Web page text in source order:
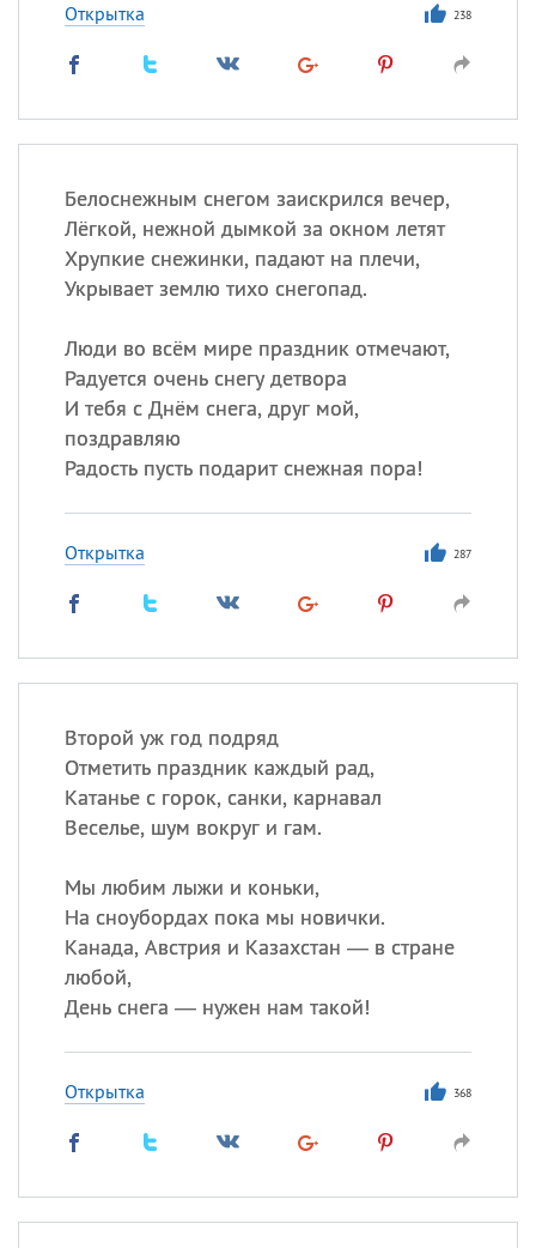
Открытка 238
Белоснежным снегом заискрился вечер,
Лёгкой, нежной дымкой за окном летят
Хрупкие снежинки, падают на плечи,
Укрывает землю тихо снегопад.
Люди во всём мире праздник отмечают,
Радуется очень снегу детвора
И тебя с Днём снега, друг мой,
поздравляю
Радость пусть подарит снежная пора!
Открытка 287
Второй уж год подряд
Отметить праздник каждый рад,
Катанье с горок, санки, карнавал
Веселье, шум вокруг и гам.
Мы любим лыжи и коньки,
На сноубордах пока мы новички.
Канада, Австрия и Казахстан — в стране
любой,
День снега — нужен нам такой!
Открытка 368